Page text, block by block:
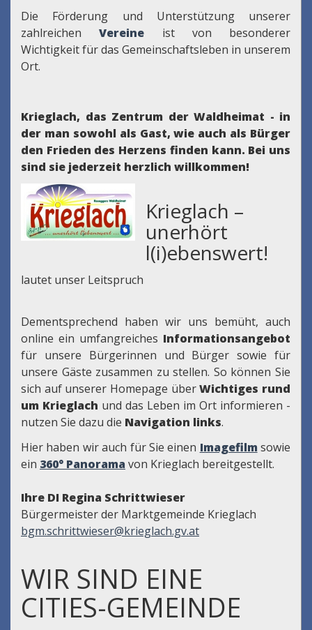
Die Förderung und Unterstützung unserer
zahlreichenVereine
ist von besonderer
Wichtigkeit für das Gemeinschaftsleben in unserem
Ort.
Krieglach, das Zentrum der Waldheimat - in
der man sowohl als Gast, wie auch als Bürger
den Frieden des Herzens finden kann. Bei uns
sind sie jederzeit herzlich willkommen!
Krieglach –
unerhört
l(i)ebenswert!
lautet unser Leitspruch
Dementsprechend haben wir uns bemüht, auch
online ein umfangreiches Informationsangebot
für unsere Bürgerinnen und Bürger sowie für
unsere Gäste zusammen zu stellen. So können Sie
sich auf unserer Homepage überWichtiges rund
um Krieglach und das Leben im Ort informieren -
nutzen Sie dazu die Navigation links.
Hier haben wir auch für Sie einen Imagefilm sowie
ein 360° Panorama von Krieglach bereitgestellt.
Ihre DI Regina Schrittwieser
Bürgermeister der Marktgemeinde Krieglach
bgm.schrittwieser@krieglach.gv.at
WIR SIND EINE
CITIES-GEMEINDE